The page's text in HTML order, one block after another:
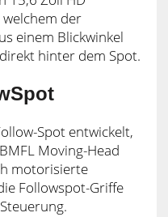
der
einem Blickwinkel
hinter dem Spot.
Spot entwickelt,
Moving-Head
motorisierte
Followspot-Griffe